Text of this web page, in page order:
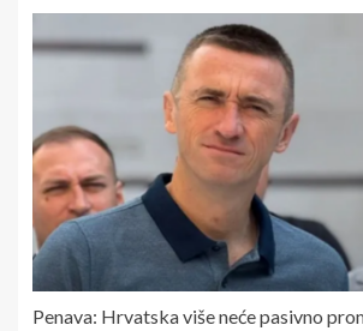
Penava: Hrvatska više neće pasivno